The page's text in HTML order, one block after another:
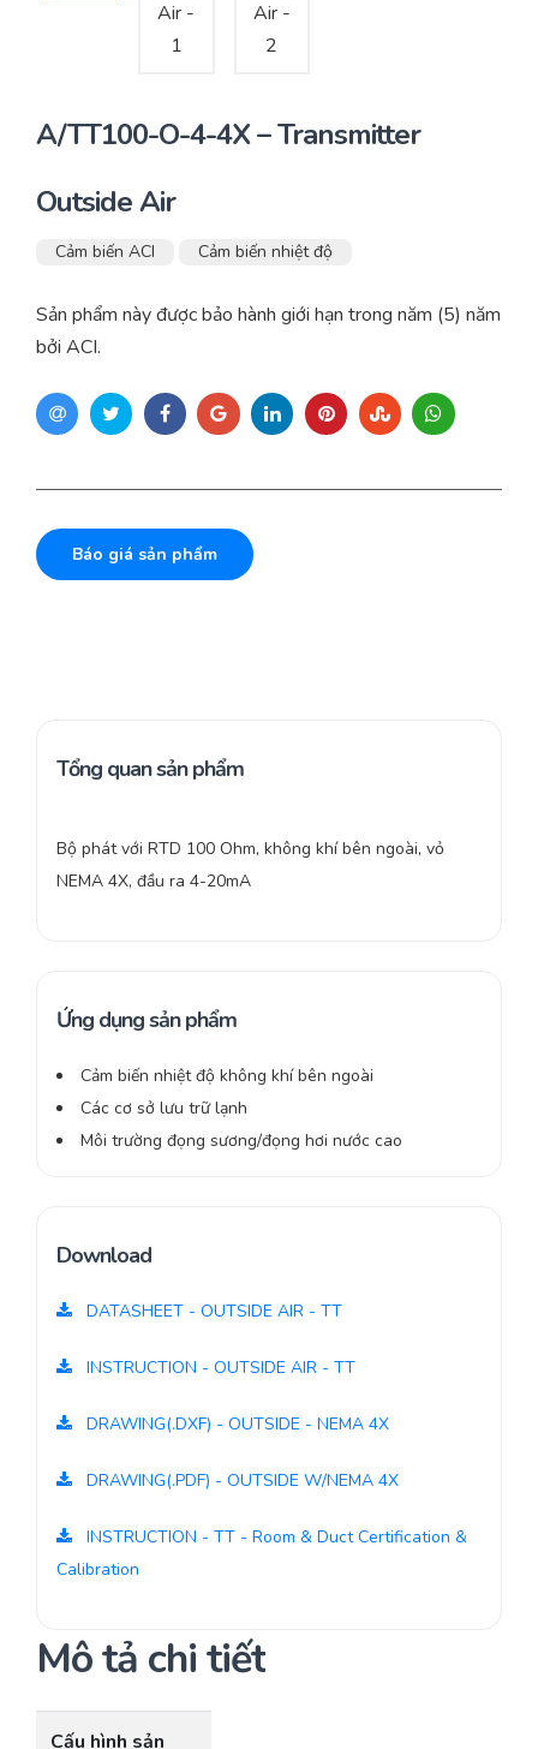
A/TT100-O-4-4X – Transmitter
Outside Air
Cảm biến ACI Cảm biến nhiệt độ
Sản phẩm này được bảo hành giới hạn trong năm (5) năm
bởi ACI.
Báo giá sản phẩm
Tổng quan sản phẩm
Bộ phát với RTD 100 Ohm, không khí bên ngoài, vỏ
NEMA 4X, đầu ra 4-20mA
Ứng dụng sản phẩm
Cảm biến nhiệt độ không khí bên ngoài
Các cơ sở lưu trữ lạnh
Môi trường đọng sương/đọng hơi nước cao
Download
DATASHEET - OUTSIDE AIR - TT
INSTRUCTION - OUTSIDE AIR - TT
DRAWING(.DXF) - OUTSIDE - NEMA 4X
DRAWING(.PDF) - OUTSIDE W/NEMA 4X
INSTRUCTION - TT - Room & Duct Certification &
Calibration
Mô tả chi tiết
Cấu hình sản